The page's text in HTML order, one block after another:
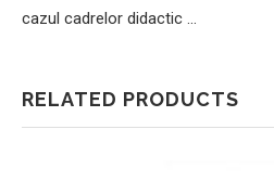
cazul cadrelor didactic …
RELATED PRODUCTS